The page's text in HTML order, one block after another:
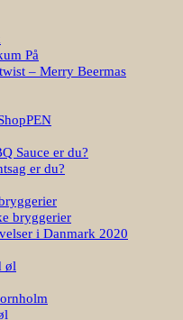
På
– Merry Beermas
Sauce er du?
er du?
bryggerier
i Danmark 2020
øl